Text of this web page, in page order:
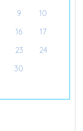
9
10
16
17
23
24
30